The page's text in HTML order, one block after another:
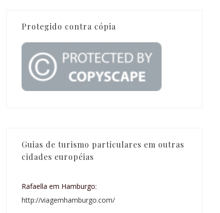
Protegido contra cópia
Guias de turismo particulares em outras
cidades européias
Rafaella em Hamburgo:
http://viagemhamburgo.com/